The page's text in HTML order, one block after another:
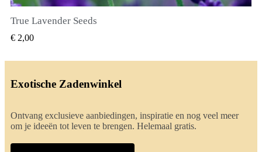
True Lavender Seeds
€ 2,00
Exotische Zadenwinkel
Ontvang exclusieve aanbiedingen, inspiratie en nog veel meer
om je ideeën tot leven te brengen. Helemaal gratis.